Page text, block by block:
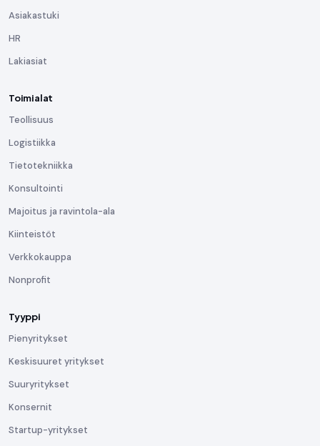
Asiakastuki
HR
Lakiasiat
Toimialat
Teollisuus
Logistiikka
Tietotekniikka
Konsultointi
Majoitus ja ravintola-ala
Kiinteistöt
Verkkokauppa
Nonprofit
Tyyppi
Pienyritykset
Keskisuuret yritykset
Suuryritykset
Konsernit
Startup-yritykset